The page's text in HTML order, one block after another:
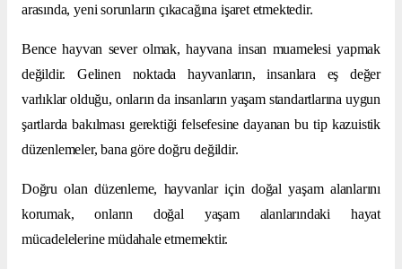
arasında, yeni sorunların çıkacağına işaret etmektedir.
Bence hayvan sever olmak, hayvana insan muamelesi yapmak
değildir. Gelinen noktada hayvanların, insanlara eş değer
varlıklar olduğu, onların da insanların yaşam standartlarına uygun
şartlarda bakılması gerektiği felsefesine dayanan bu tip kazuistik
düzenlemeler, bana göre doğru değildir.
Doğru olan düzenleme, hayvanlar için doğal yaşam alanlarını
korumak, onların doğal yaşam alanlarındaki hayat
mücadelelerine müdahale etmemektir.